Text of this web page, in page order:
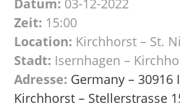
Zeit: 15:00
Location: Kirchhorst – St.
Stadt: Isernhagen –
Adresse: Germany – 30916
Kirchhorst – Stellerstrasse